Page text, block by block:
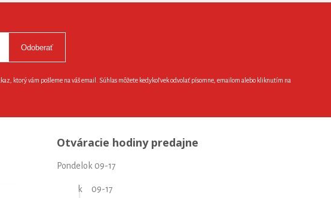
Odoberať
ktorý vám pošleme na váš email. Súhlas môžete kedykoľvek odvolať písomne, emailom alebo kliknutím na
Otváracie hodiny predajne
Pondelok 09-17
Utorok 09-17